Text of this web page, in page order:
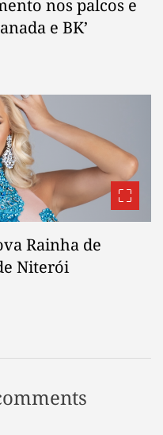
nos palcos e
e BK’
Rainha de
Niterói